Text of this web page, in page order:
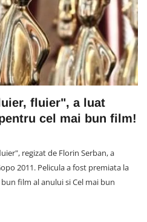
fluier", a luat
cel mai bun film!
regizat de Florin Serban, a
2011. Pelicula a fost premiata la
film al anului si Cel mai bun